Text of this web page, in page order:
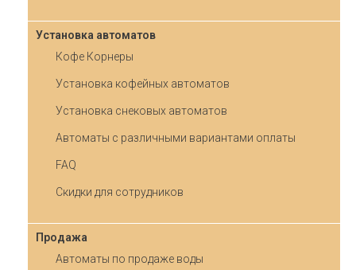
Установка автоматов
Кофе Корнеры
Установка кофейных автоматов
Установка снековых автоматов
Автоматы с различными вариантами оплаты
FAQ
Скидки для сотрудников
Продажа
Автоматы по продаже воды